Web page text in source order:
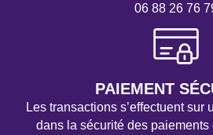
06 88 26 76
PAIEMENT
Les transactions s’effectuent sur
dans la sécurité des